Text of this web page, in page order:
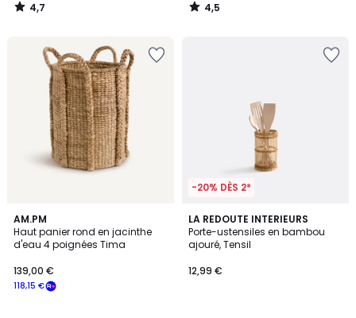
4,7
/
4,5
/
AM.PM
Haut panier rond en jacinthe
d'eau 4 poignées Tima
118,15 €
139,00 €
-20% DÈS 2*
LA REDOUTE INTERIEURS
Porte-ustensiles en bambou
ajouré, Tensil
12,99 €
4,7
/ 5